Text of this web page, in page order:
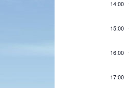
14:00
15:00
16:00
17:00